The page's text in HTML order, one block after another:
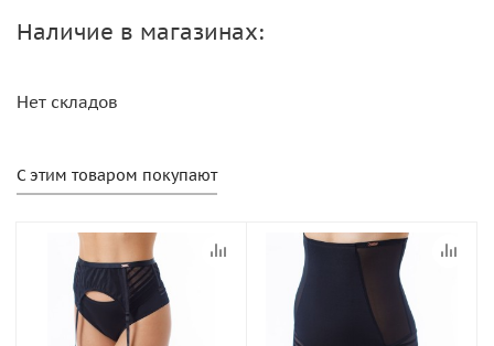
Наличие в магазинах:
Нет складов
С этим товаром покупают